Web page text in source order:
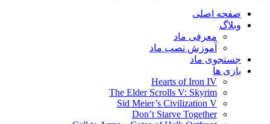
صفحه اصلی
وبلاگ
معرفی ماد
آموزش نصب ماد
جستجوی ماد
بازی ها
Hearts of Iron IV
The Elder Scrolls V: Skyrim
Sid Meier’s Civilization V
Don’t Starve Together